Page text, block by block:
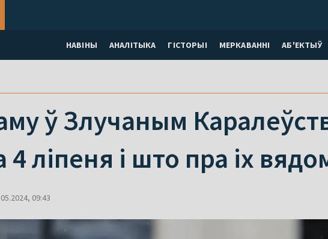
НАВІНЫ АНАЛІТЫКА ГІСТОРЫІ МЕРКАВАННI АБ'ЕКТЫЎ
ў Злучаным
4 ліпеня і што пра іх
09:43